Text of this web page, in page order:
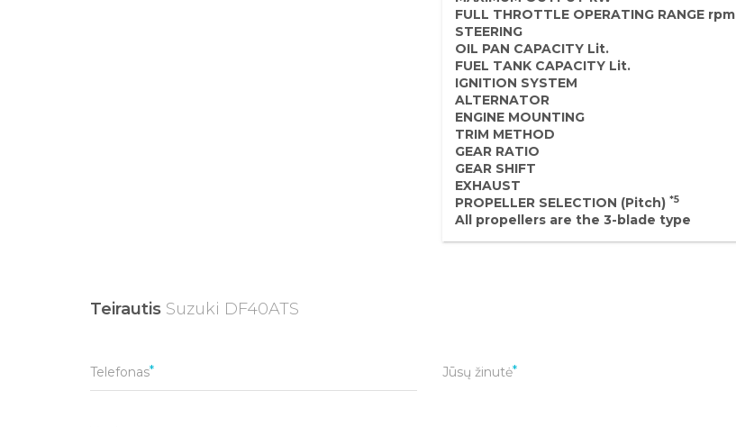
FULL THROTTLE OPERATING RANGE rpm
STEERING
OIL PAN CAPACITY Lit.
FUEL TANK CAPACITY Lit.
IGNITION SYSTEM
ALTERNATOR
ENGINE MOUNTING
TRIM METHOD
GEAR RATIO
GEAR SHIFT
EXHAUST
PROPELLER SELECTION (Pitch) *5
All propellers are the 3-blade type
Teirautis Suzuki DF40ATS
Telefonas Jūsų žinutė